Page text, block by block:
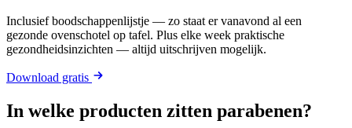
Inclusief boodschappenlijstje — zo staat er vanavond al een
gezonde ovenschotel op tafel. Plus elke week praktische
gezondheidsinzichten — altijd uitschrijven mogelijk.
Download gratis
In welke producten zitten parabenen?